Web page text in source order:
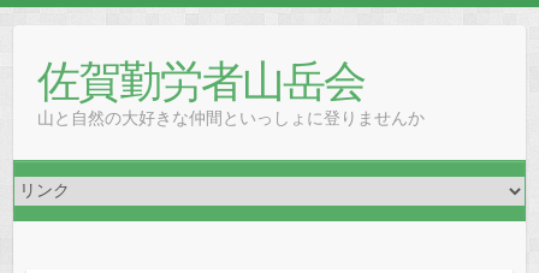
content佐賀勤労者山岳会
山と自然の大好きな仲間といっしょに登りませんか